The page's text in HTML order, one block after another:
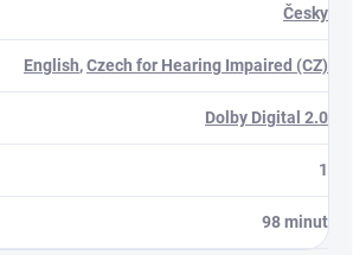
Česky
English,Czech for Hearing Impaired (CZ)
Dolby Digital 2.0
1
98 minut